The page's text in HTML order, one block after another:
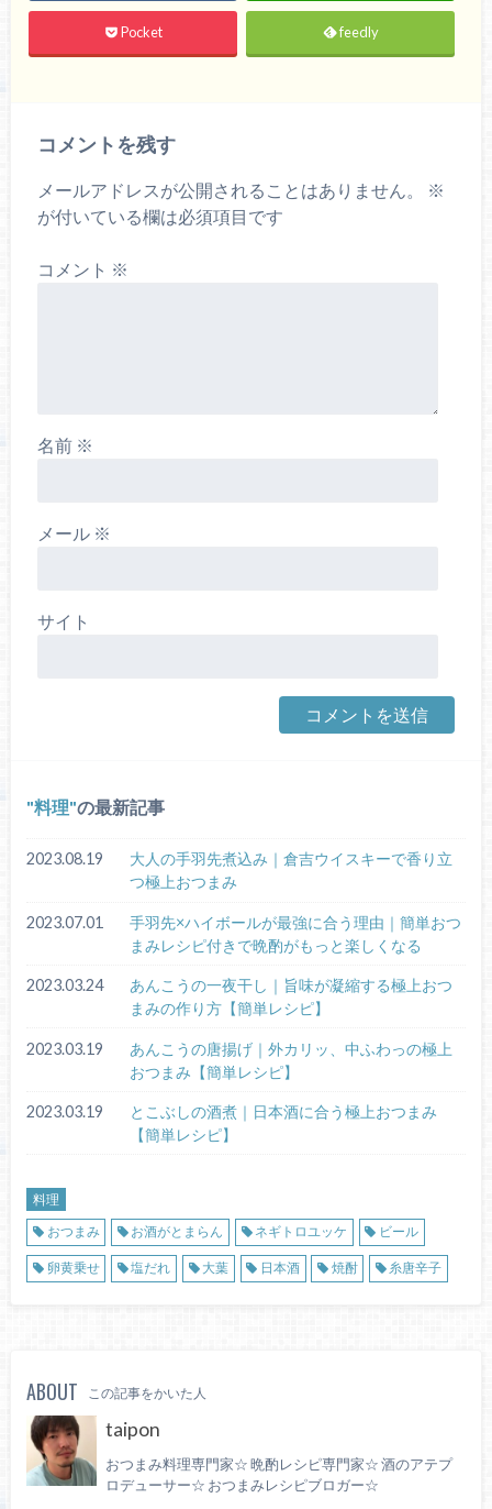
Pocket feedly
コメントを残す
メールアドレスが公開されることはありません。
※
が付いている欄は必須項目です
コメント ※
名前 ※
メール ※
サイト
料理 の最新記事
2023.08.19
大人の手羽先煮込み｜倉吉ウイスキーで香り立
つ極上おつまみ
2023.07.01
手羽先×ハイボールが最強に合う理由｜簡単おつ
まみレシピ付きで晩酌がもっと楽しくなる
2023.03.24
あんこうの一夜干し｜旨味が凝縮する極上おつ
まみの作り方【簡単レシピ】
2023.03.19
あんこうの唐揚げ｜外カリッ、中ふわっの極上
おつまみ【簡単レシピ】
2023.03.19
とこぶしの酒煮｜日本酒に合う極上おつまみ
【簡単レシピ】
料理
おつまみ
お酒がとまらん ネギトロユッケ ビール
卵黄乗せ 塩だれ 大葉 日本酒 焼酎 糸唐辛子
ABOUT この記事をかいた人
taipon
おつまみ料理専門家☆ 晩酌レシピ専門家☆ 酒のアテプ
ロデューサー☆ おつまみレシピブロガー☆